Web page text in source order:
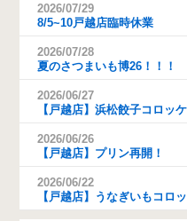
2026/07/29
8/5~10戸越店臨時休業
2026/07/28
夏のさつまいも博26！！！
2026/06/27
【戸越店】浜松餃子コロッケ
2026/06/26
【戸越店】プリン再開！
2026/06/22
【戸越店】うなぎいもコロ